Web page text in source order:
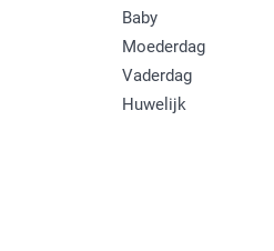
Baby
Moederdag
Vaderdag
Huwelijk